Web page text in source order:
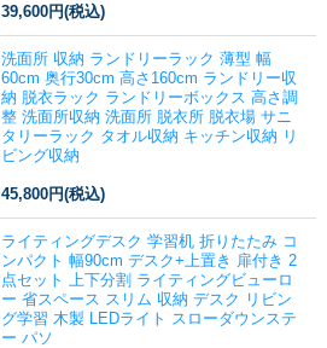
39,600円(税込)
洗面所 収納 ランドリーラック 薄型 幅
60cm 奥行30cm 高さ160cm ランドリー収
納 脱衣ラック ランドリーボックス 高さ調
整 洗面所収納 洗面所 脱衣所 脱衣場 サニ
タリーラック タオル収納 キッチン収納 リ
ビング収納
45,800円(税込)
ライティングデスク 学習机 折りたたみ コ
ンパクト 幅90cm デスク+上置き 扉付き 2
点セット 上下分割 ライティングビューロ
ー 省スペース スリム 収納 デスク リビン
グ学習 木製 LEDライト スローダウンステ
ー パソ